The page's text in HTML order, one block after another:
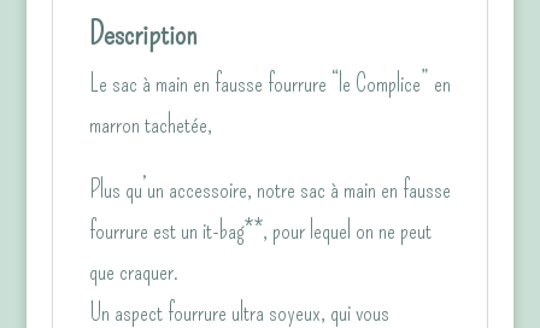
fausse
marron
tachetée
Complice"
Description
Le sac à main en fausse fourrure “le Complice” en
marron tachetée,
Plus qu’un accessoire, notre sac à main en fausse
fourrure est un it-bag**, pour lequel on ne peut
que craquer.
Un aspect fourrure ultra soyeux, qui vous